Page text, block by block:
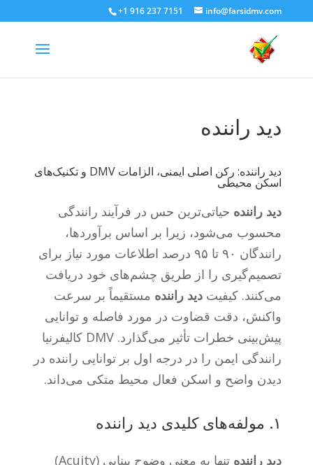
+1 916 237 7151 info@farsidmv.com
دید راننده
دید راننده: رکن اصلی ایمنی، الزامات DMV و تکنیک‌های
اسکن محیطی
دید راننده حیاتی‌ترین حس در فرآیند رانندگی
محسوب می‌شود، زیرا بر اساس برآوردها،
رانندگان ۹۰ تا ۹۵ درصد اطلاعات مورد نیاز برای
تصمیم‌گیری را از طریق چشم‌های خود دریافت
می‌کنند. کیفیت دید راننده مستقیماً بر سرعت
واکنش، دقت قضاوت در مورد فاصله و توانایی
پیش‌بینی خطرات تأثیر می‌گذارد. DMV کالیفرنیا
رانندگی ایمن را در درجه اول بر توانایی راننده در
دیدن واضح و اسکن فعال محیط متکی می‌داند.
۱. مولفه‌های کلیدی دید راننده
دید راننده
تنها به معنی وضوح بینایی (Acuity)